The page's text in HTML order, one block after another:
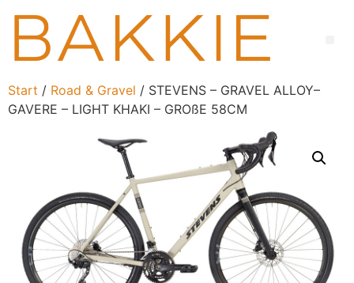
Start / Road & Gravel / STEVENS – GRAVEL ALLOY–
GAVERE – LIGHT KHAKI – GROßE 58CM